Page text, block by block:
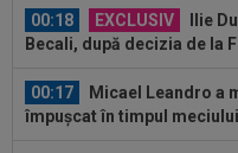
00:18 EXCLUSIV
Ilie
Becali, după decizia de la
00:17
Micael Leandro a
împușcat în timpul meciului